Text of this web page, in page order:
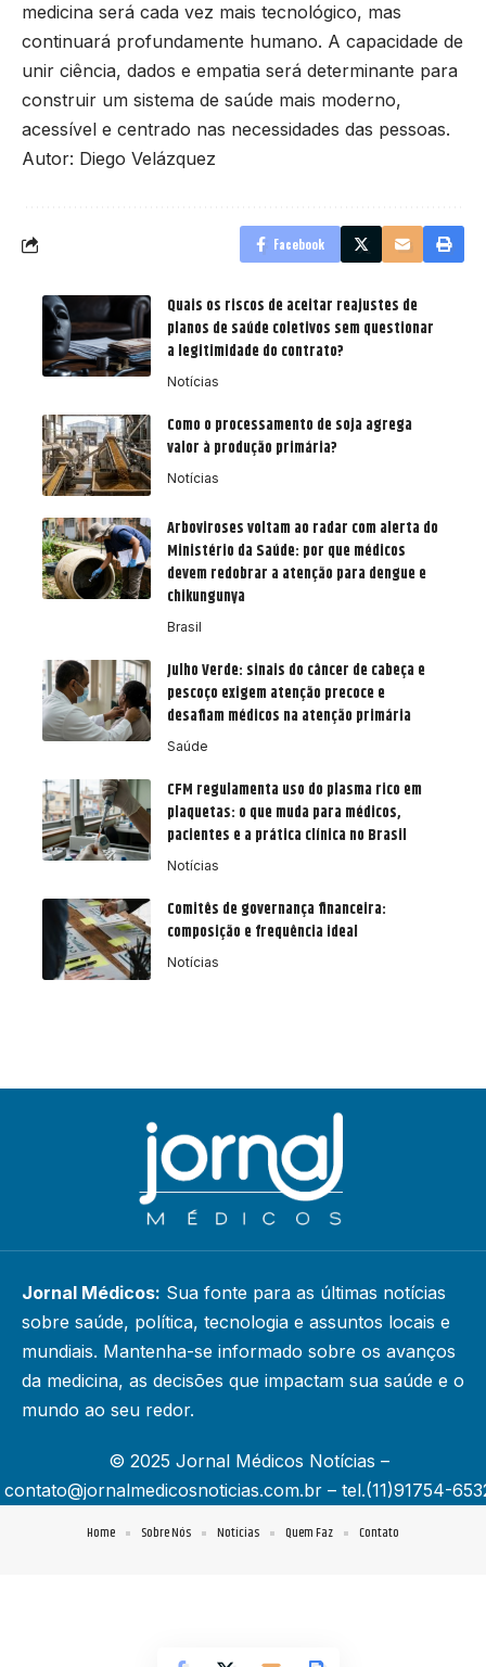
medicina será cada vez mais tecnológico, mas
continuará profundamente humano. A capacidade de
unir ciência, dados e empatia será determinante para
construir um sistema de saúde mais moderno,
acessível e centrado nas necessidades das pessoas.
Autor: Diego Velázquez
Facebook
Quais os riscos de aceitar reajustes de
planos de saúde coletivos sem questionar
a legitimidade do contrato?
Notícias
Como o processamento de soja agrega
valor à produção primária?
Notícias
Arboviroses voltam ao radar com alerta do
Ministério da Saúde: por que médicos
devem redobrar a atenção para dengue e
chikungunya
Brasil
Julho Verde: sinais do câncer de cabeça e
pescoço exigem atenção precoce e
desafiam médicos na atenção primária
Saúde
CFM regulamenta uso do plasma rico em
plaquetas: o que muda para médicos,
pacientes e a prática clínica no Brasil
Notícias
Comitês de governança financeira:
composição e frequência ideal
Notícias
Jornal Médicos: Sua fonte para as últimas notícias
sobre saúde, política, tecnologia e assuntos locais e
mundiais. Mantenha-se informado sobre os avanços
da medicina, as decisões que impactam sua saúde e o
mundo ao seu redor.
© 2025 Jornal Médicos Notícias –
contato@jornalmedicosnoticias.com.br – tel.(11)91754-
Home Sobre Nós Notícias Quem Faz Contato